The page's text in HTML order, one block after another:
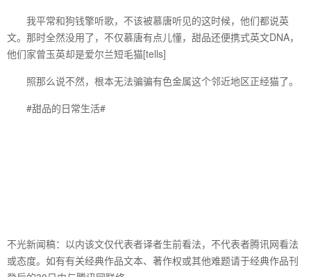
我平常和狗钱擎听歌，不该被慕唐听见的这时候，他们都说英
文。那时全然没用了，不仅慕唐有点儿懂，甜品还便携式英文DNA，
他们家曾玉英却是爱尔兰短毛猫[tells]
照那么说不然，根本无法骗骗有色金属这个邻近地区正经猫了。
#甜品的日常生活#
不光新闻稿：以内该文仅代表者译者生前看法，不代表者腾讯网看法
或态度。如有有关经典作品文本、著作权或其他难题请于经典作品刊